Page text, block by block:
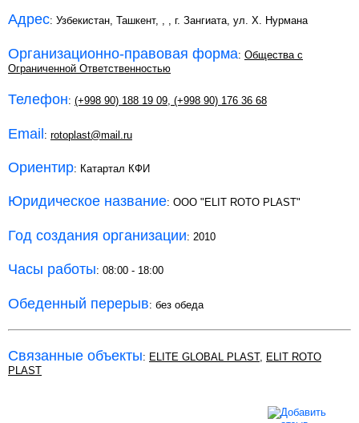
Адрес: Узбекистан, Ташкент, , , г. Зангиата, ул. Х. Нурмана
Организационно-правовая форма: Общества с
Ограниченной Ответственностью
Телефон: (+998 90) 188 19 09, (+998 90) 176 36 68
Email: rotoplast@mail.ru
Ориентир: Катартал КФИ
Юридическое название: ООО "ELIT ROTO PLAST"
Год создания организации: 2010
Часы работы: 08:00 - 18:00
Обеденный перерыв: без обеда
Связанные объекты: ELITE GLOBAL PLAST, ELIT ROTO
PLAST